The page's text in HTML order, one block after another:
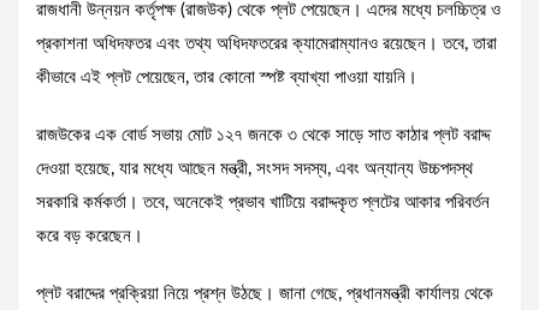
রাজধানী উন্নয়ন কর্তৃপক্ষ (রাজউক) থেকে প্লট পেয়েছেন। এদের মধ্যে চলচ্চিত্র ও
প্রকাশনা অধিদফতর এবং তথ্য অধিদফতরের ক্যামেরাম্যানও রয়েছেন। তবে, তারা
কীভাবে এই প্লট পেয়েছেন, তার কোনো স্পষ্ট ব্যাখ্যা পাওয়া যায়নি।
রাজউকের এক বোর্ড সভায় মোট ১২৭ জনকে ৩ থেকে সাড়ে সাত কাঠার প্লট বরাদ্দ
দেওয়া হয়েছে, যার মধ্যে আছেন মন্ত্রী, সংসদ সদস্য, এবং অন্যান্য উচ্চপদস্থ
সরকারি কর্মকর্তা। তবে, অনেকেই প্রভাব খাটিয়ে বরাদ্দকৃত প্লটের আকার পরিবর্তন
করে বড় করেছেন।
প্লট বরাদ্দের প্রক্রিয়া নিয়ে প্রশ্ন উঠছে। জানা গেছে, প্রধানমন্ত্রী কার্যালয় থেকে